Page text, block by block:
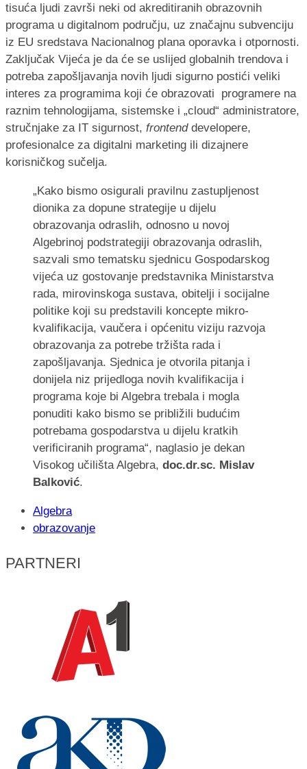
tisuća ljudi završi neki od akreditiranih obrazovnih
programa u digitalnom području, uz značajnu subvenciju
iz EU sredstava Nacionalnog plana oporavka i otpornosti.
Zaključak Vijeća je da će se uslijed globalnih trendova i
potreba zapošljavanja novih ljudi sigurno postići veliki
interes za programima koji će obrazovati programere na
raznim tehnologijama, sistemske i „cloud“ administratore,
stručnjake za IT sigurnost, frontenddevelopere,
profesionalce za digitalni marketing ili dizajnere
korisničkog sučelja.
„Kako bismo osigurali pravilnu zastupljenost
dionika za dopune strategije u dijelu
obrazovanja odraslih, odnosno u novoj
Algebrinoj podstrategiji obrazovanja odraslih,
sazvali smo tematsku sjednicu Gospodarskog
vijeća uz gostovanje predstavnika Ministarstva
rada, mirovinskoga sustava, obitelji i socijalne
politike koji su predstavili koncepte mikro-
kvalifikacija, vaučera i općenitu viziju razvoja
obrazovanja za potrebe tržišta rada i
zapošljavanja. Sjednica je otvorila pitanja i
donijela niz prijedloga novih kvalifikacija i
programa koje bi Algebra trebala i mogla
ponuditi kako bismo se približili budućim
potrebama gospodarstva u dijelu kratkih
verificiranih programa“, naglasio je dekan
Visokog učilišta Algebra, doc.dr.sc. Mislav
Balković.
Algebra
obrazovanje
PARTNERI